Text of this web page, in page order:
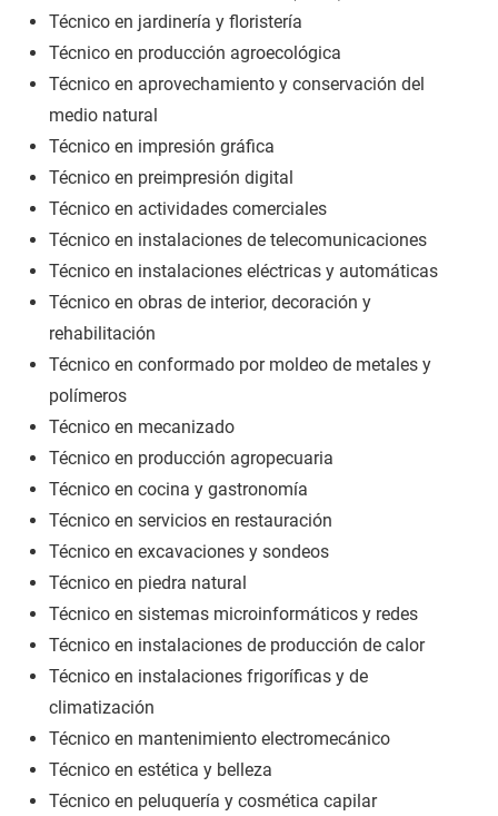
Técnico en jardinería y floristería
Técnico en producción agroecológica
Técnico en aprovechamiento y conservación del
medio natural
Técnico en impresión gráfica
Técnico en preimpresión digital
Técnico en actividades comerciales
Técnico en instalaciones de telecomunicaciones
Técnico en instalaciones eléctricas y automáticas
Técnico en obras de interior, decoración y
rehabilitación
Técnico en conformado por moldeo de metales y
polímeros
Técnico en mecanizado
Técnico en producción agropecuaria
Técnico en cocina y gastronomía
Técnico en servicios en restauración
Técnico en excavaciones y sondeos
Técnico en piedra natural
Técnico en sistemas microinformáticos y redes
Técnico en instalaciones de producción de calor
Técnico en instalaciones frigoríficas y de
climatización
Técnico en mantenimiento electromecánico
Técnico en estética y belleza
Técnico en peluquería y cosmética capilar